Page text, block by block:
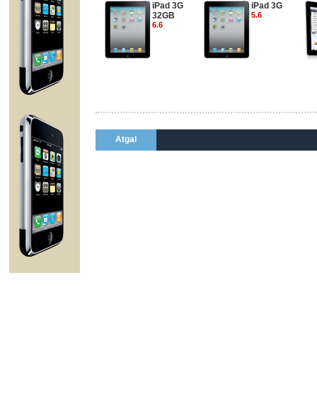
iPad 3G
32GB
6.6
iPad 3G
5.6
Atgal